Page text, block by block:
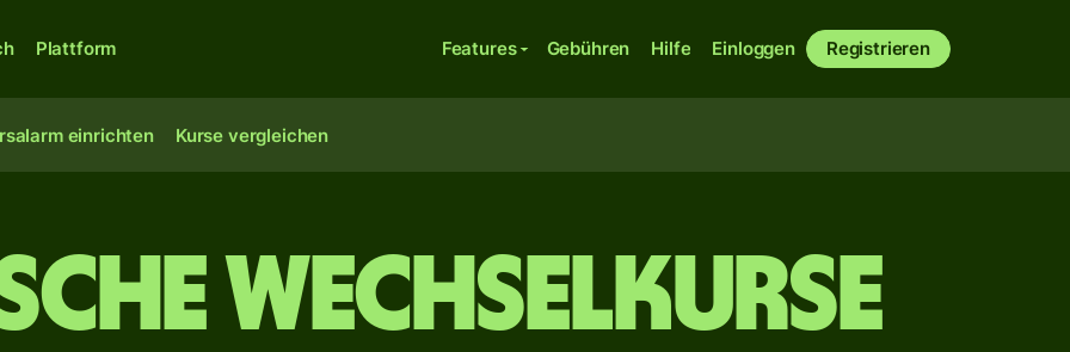
Plattform Features Gebühren Hilfe Einloggen Registrieren
einrichten Kurse vergleichen
Wechselkurse